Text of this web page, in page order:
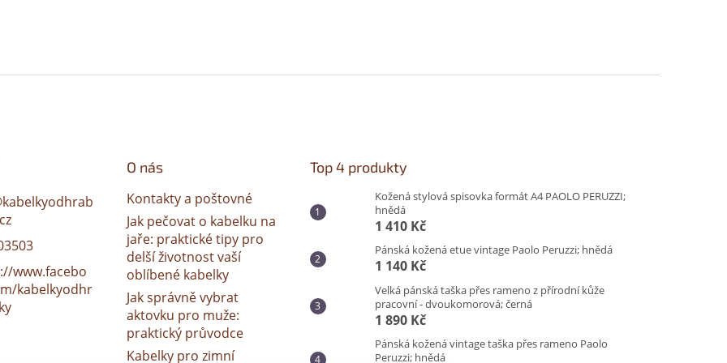
kabelkyodhrab
www.facebo
kabelkyodhr
O nás
Kontakty a poštovné
Jak pečovat o kabelku na
jaře: praktické tipy pro
delší životnost vaší
oblíbené kabelky
Jak správně vybrat
aktovku pro muže:
praktický průvodce
Kabelky pro zimní
Top 4 produkty
Kožená stylová spisovka formát A4 PAOLO PERUZZI;
hnědá
1 410 Kč
Pánská kožená etue vintage Paolo Peruzzi; hnědá
1 140 Kč
Velká pánská taška přes rameno z přírodní kůže
pracovní - dvoukomorová; černá
1 890 Kč
Pánská kožená vintage taška přes rameno Paolo
Peruzzi; hnědá